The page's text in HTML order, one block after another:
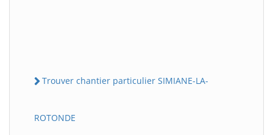
Trouver chantier particulier SIMIANE-LA-
ROTONDE